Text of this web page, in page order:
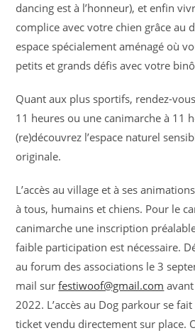
dancing est à l’honneur), et enfin
complice avec votre chien grâce au
espace spécialement aménagé où
petits et grands défis avec votre
Quant aux plus sportifs, rendez-
11 heures ou une canimarche à 11
(re)découvrez l’espace naturel
originale.
L’accès au village et à ses
à tous, humains et chiens. Pour le
canimarche une inscription
faible participation est nécessaire.
au forum des associations le 3
mail surfestiwoof@gmail.com
2022. L’accès au Dog parkour se
ticket vendu directement sur place.